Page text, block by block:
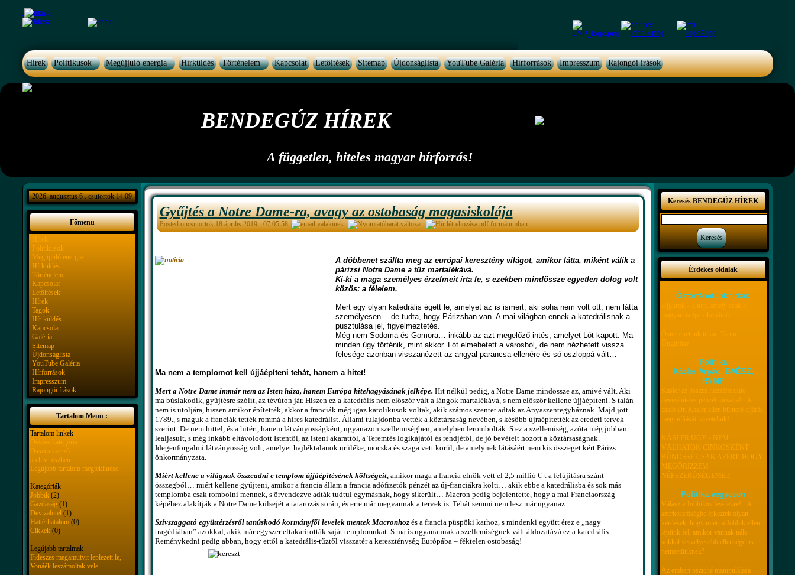
Hírek Politikusok Megújjuló energia Hírküldés Történelem Kapcsolat Letöltések Sitemap Újdonságlista YouTube Galéria Hírforrások Impresszum Rajongói írások
BENDEGÚZ HÍREK
A független, hiteles magyar hírforrás!
2026. augusztus 6 . csütörtök 14:09
Főmenü
Hírek
Politikusok
Megújjuló energia
Hírküldés
Történelem
Kapcsolat
Letöltések
Hírek
Tagok
Hír küldés
Kapcsolat
Galéria
Sitemap
Újdonságlista
YouTube Galéria
Hírforrások
Impresszum
Rajongói írások
Tartalom Menü :
Tartalom linkek
Összes kategória
Összes szerző
archív részben
Legújabb tartalom megtekintése
Kategóriák
Jobbik (2)
Gazdaság (1)
Devizahitel (1)
Háttérhatalom (0)
Cikkek (0)
Legújabb tartalmak
Fideszes megamutyit leplezett le,
Vonáék leszámoltak vele
Gyűjtés a Notre Dame-ra, avagy az ostobaság magasiskolája
Posted oncsütörtök 18 április 2019 - 07:05:58
A döbbenet szállta meg az európai keresztény világot, amikor látta, miként válik a
párizsi Notre Dame a tűz martalékává.
Ki-ki a maga személyes érzelmeit írta le, s ezekben mindössze egyetlen dolog volt
közös: a félelem.
Mert egy olyan katedrális égett le, amelyet az is ismert, aki soha nem volt ott, nem látta
személyesen… de tudta, hogy Párizsban van. A mai világban ennek a katedrálisnak a
pusztulása jel, figyelmeztetés.
Még nem Sodoma és Gomora… inkább az azt megelőző intés, amelyet Lót kapott. Ma
minden úgy történik, mint akkor. Lót elmehetett a városból, de nem nézhetett vissza…
felesége azonban visszanézett az angyal parancsa ellenére és só-oszloppá vált…
Ma nem a templomot kell újjáépíteni tehát, hanem a hitet!
Mert a Notre Dame immár nem az Isten háza, hanem Európa hitehagyásának jelképe. Hit nélkül pedig, a Notre Dame mindössze az, amivé vált. Aki
ma búslakodik, gyűjtésre szólít, az tévúton jár. Hiszen ez a katedrális nem először vált a lángok martalékává, s nem először kellene újjáépíteni. S talán
nem is utoljára, hiszen amikor építették, akkor a franciák még igaz katolikusok voltak, akik számos szentet adtak az Anyaszentegyháznak. Majd jött
1789., s maguk a franciák tették rommá a híres katedrálist. Állami tulajdonba vették a köztársaság nevében, s később újraépítették az eredeti tervek
szerint. De nem hittel, és a hitért, hanem látványosságként, ugyanazon szellemiségben, amelyben lerombolták. S ez a szellemiség, azóta még jobban
lealjasult, s még inkább eltávolodott Istentől, az isteni akarattól, a Teremtés logikájától és rendjétől, de jó bevételt hozott a köztársaságnak.
Idegenforgalmi látványosság volt, amelyet hajléktalanok ürüléke, mocska és szaga vett körül, de amelynek látásáért nem kis összeget kért Párizs
önkormányzata.
Miért kellene a világnak összeadni e templom újjáépítésének költségeit, amikor maga a francia elnök vett el 2,5 millió €-t a felújításra szánt
összegből… miért kellene gyűjteni, amikor a francia állam a francia adófizetők pénzét az új-franciákra költi… akik ebbe a katedrálisba és sok más
templomba csak rombolni mennek, s örvendezve adták tudtul egymásnak, hogy sikerült… Macron pedig bejelentette, hogy a mai Franciaország
képéhez alakítják a Notre Dame külsejét a tatarozás során, és erre már megvannak a tervek is. Tehát semmi nem lesz már ugyanaz...
Szívszaggató együttérzésről tanúskodó kormányfői levelek mentek Macronhozés a francia püspöki karhoz, s mindenki együtt érez e „nagy
tragédiában” azokkal, akik már egyszer eltakarították saját templomukat. S ma is ugyanannak a szellemiségnek vált áldozatává ez a katedrális.
Reménykedni pedig abban, hogy ettől a katedrális-tűztől visszatér a kereszténység Európába – féktelen ostobaság!
Keresés BENDEGÚZ HÍREK
Érdekes oldalak
Őstörténetünk titkai:
Politika
Kásler Árpád, BAÉSZ,
RVMP
Kásler az összes hozzáforduló
devizahiteles pénzét kicsalta! - A
csaló Dr. Kasler ellen büntető eljárás
megindítását követeljük!
KÁSLER ÜGY - NEM
VÁLHATOK CINKOSKÉNT
BŰNÖSSÉ CSAK AZÉRT, HOGY
MEGŐRIZZEM
NÉPSZERŰSÉGEMET
Politika vegyesen
Válasz a Jobbikos levelekre! - A
szerkesztőségbe érkeztek olyan
kérdések, hogy miért a Jobbik ellen
lépünk fel, amikor vannak nála
sokkal veszélyesebb ellenségei is
nemzetünknek?
Az emberi psziché manipulálása